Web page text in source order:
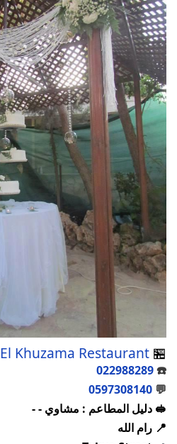
🏪 El Khuzama Restaurant - الخزامى
☎️
022988289
💬
0597308140
🥪 دليل المطاعم : مشاوي - -
📍 رام الله